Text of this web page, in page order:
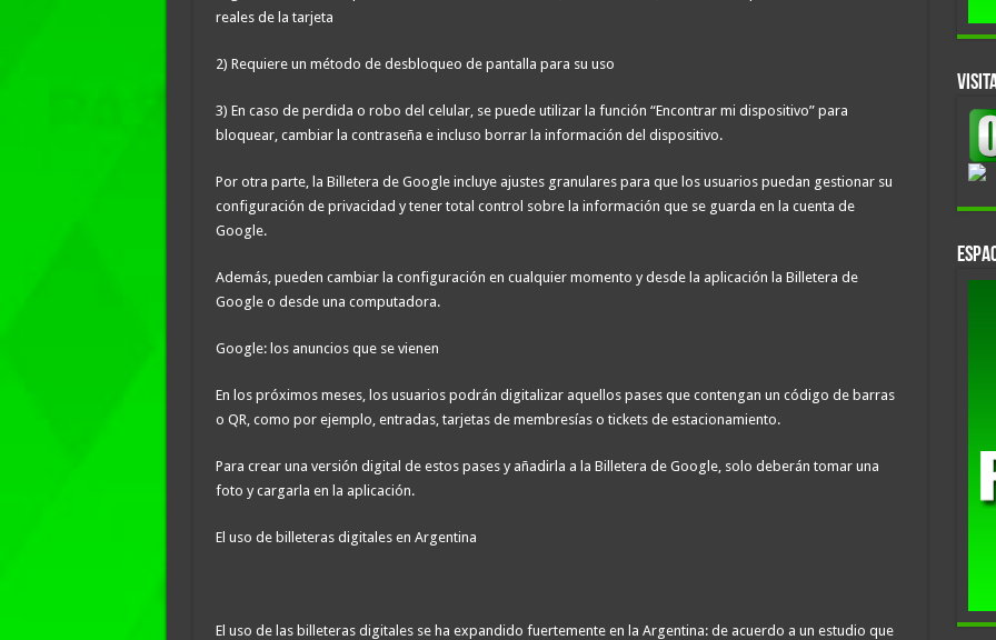
reales de la tarjeta
2) Requiere un método de desbloqueo de pantalla para su uso
3) En caso de perdida o robo del celular, se puede utilizar la función “Encontrar mi dispositivo” para
bloquear, cambiar la contraseña e incluso borrar la información del dispositivo.
Por otra parte, la Billetera de Google incluye ajustes granulares para que los usuarios puedan gestionar su
configuración de privacidad y tener total control sobre la información que se guarda en la cuenta de
Google.
Además, pueden cambiar la configuración en cualquier momento y desde la aplicación la Billetera de
Google o desde una computadora.
Google: los anuncios que se vienen
En los próximos meses, los usuarios podrán digitalizar aquellos pases que contengan un código de barras
o QR, como por ejemplo, entradas, tarjetas de membresías o tickets de estacionamiento.
Para crear una versión digital de estos pases y añadirla a la Billetera de Google, solo deberán tomar una
foto y cargarla en la aplicación.
El uso de billeteras digitales en Argentina
El uso de las billeteras digitales se ha expandido fuertemente en la Argentina: de acuerdo a un estudio que